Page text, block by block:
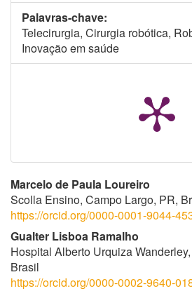
Palavras-chave:
Telecirurgia, Cirurgia robótica,
Inovação em saúde
Conteúdo
do
artigo
principal
Marcelo de Paula Loureiro
Scolla Ensino, Campo Largo, PR,
https://orcid.org/0000-0001-9044-
Gualter Lisboa Ramalho
Hospital Alberto Urquiza
Brasil
https://orcid.org/0000-0002-9640-